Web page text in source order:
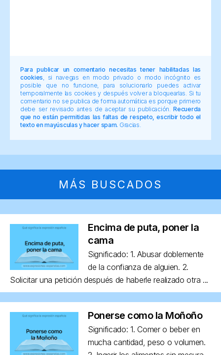
Para publicar un comentario necesitas tener habilitadas las
cookies , si navegas en modo privado o modo incógnito es
posible que no funcione, para solucionarlo puedes activar
temporalmente las cookies y después volver a bloquearlas. Si tu
comentario no se publica de forma automática es porque primero
debe ser revisado antes de aceptar su publicación.Recuerda
que no están permitidas las faltas de respeto, escribir todo el
texto en mayúsculas y hacer spam. Gracias.
MÁS BUSCADOS
Encima de puta, poner la
cama
Significado: 1. Abusar doblemente
de la confianza de alguien. 2.
Solicitar una petición después de haberle realizado otra ...
Ponerse como la Moñoño
Significado: 1. Comer o beber en
mucha cantidad, peso o volumen.